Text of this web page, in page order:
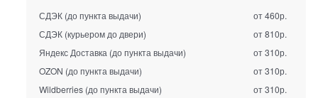
СДЭК (до пункта выдачи)
от 460р.
СДЭК (курьером до двери)
от 810р.
Яндекс Доставка (до пункта выдачи)
от 310р.
OZON (до пункта выдачи)
от 310р.
Wildberries (до пункта выдачи)
от 310р.